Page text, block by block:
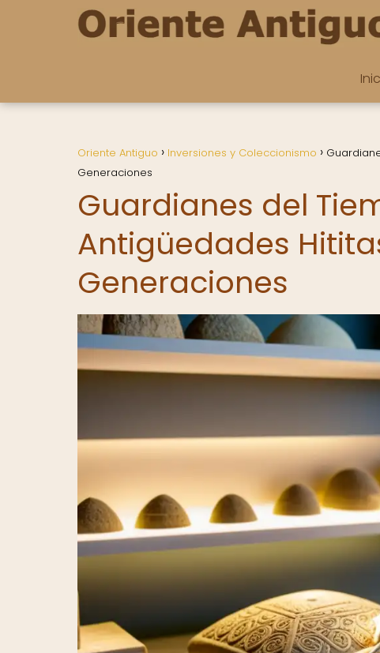
Oriente Antiguo Inversiones y Coleccionismo
Generaciones
Guardianes del
Antigüedades
Generaciones